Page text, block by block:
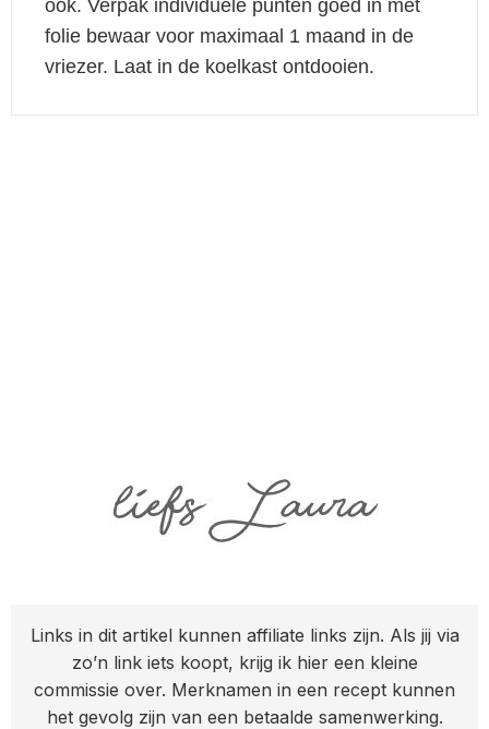
ook. Verpak individuele punten goed in met
folie bewaar voor maximaal 1 maand in de
vriezer. Laat in de koelkast ontdooien.
Links in dit artikel kunnen affiliate links zijn. Als jij via
zo’n link iets koopt, krijg ik hier een kleine
commissie over. Merknamen in een recept kunnen
het gevolg zijn van een betaalde samenwerking.